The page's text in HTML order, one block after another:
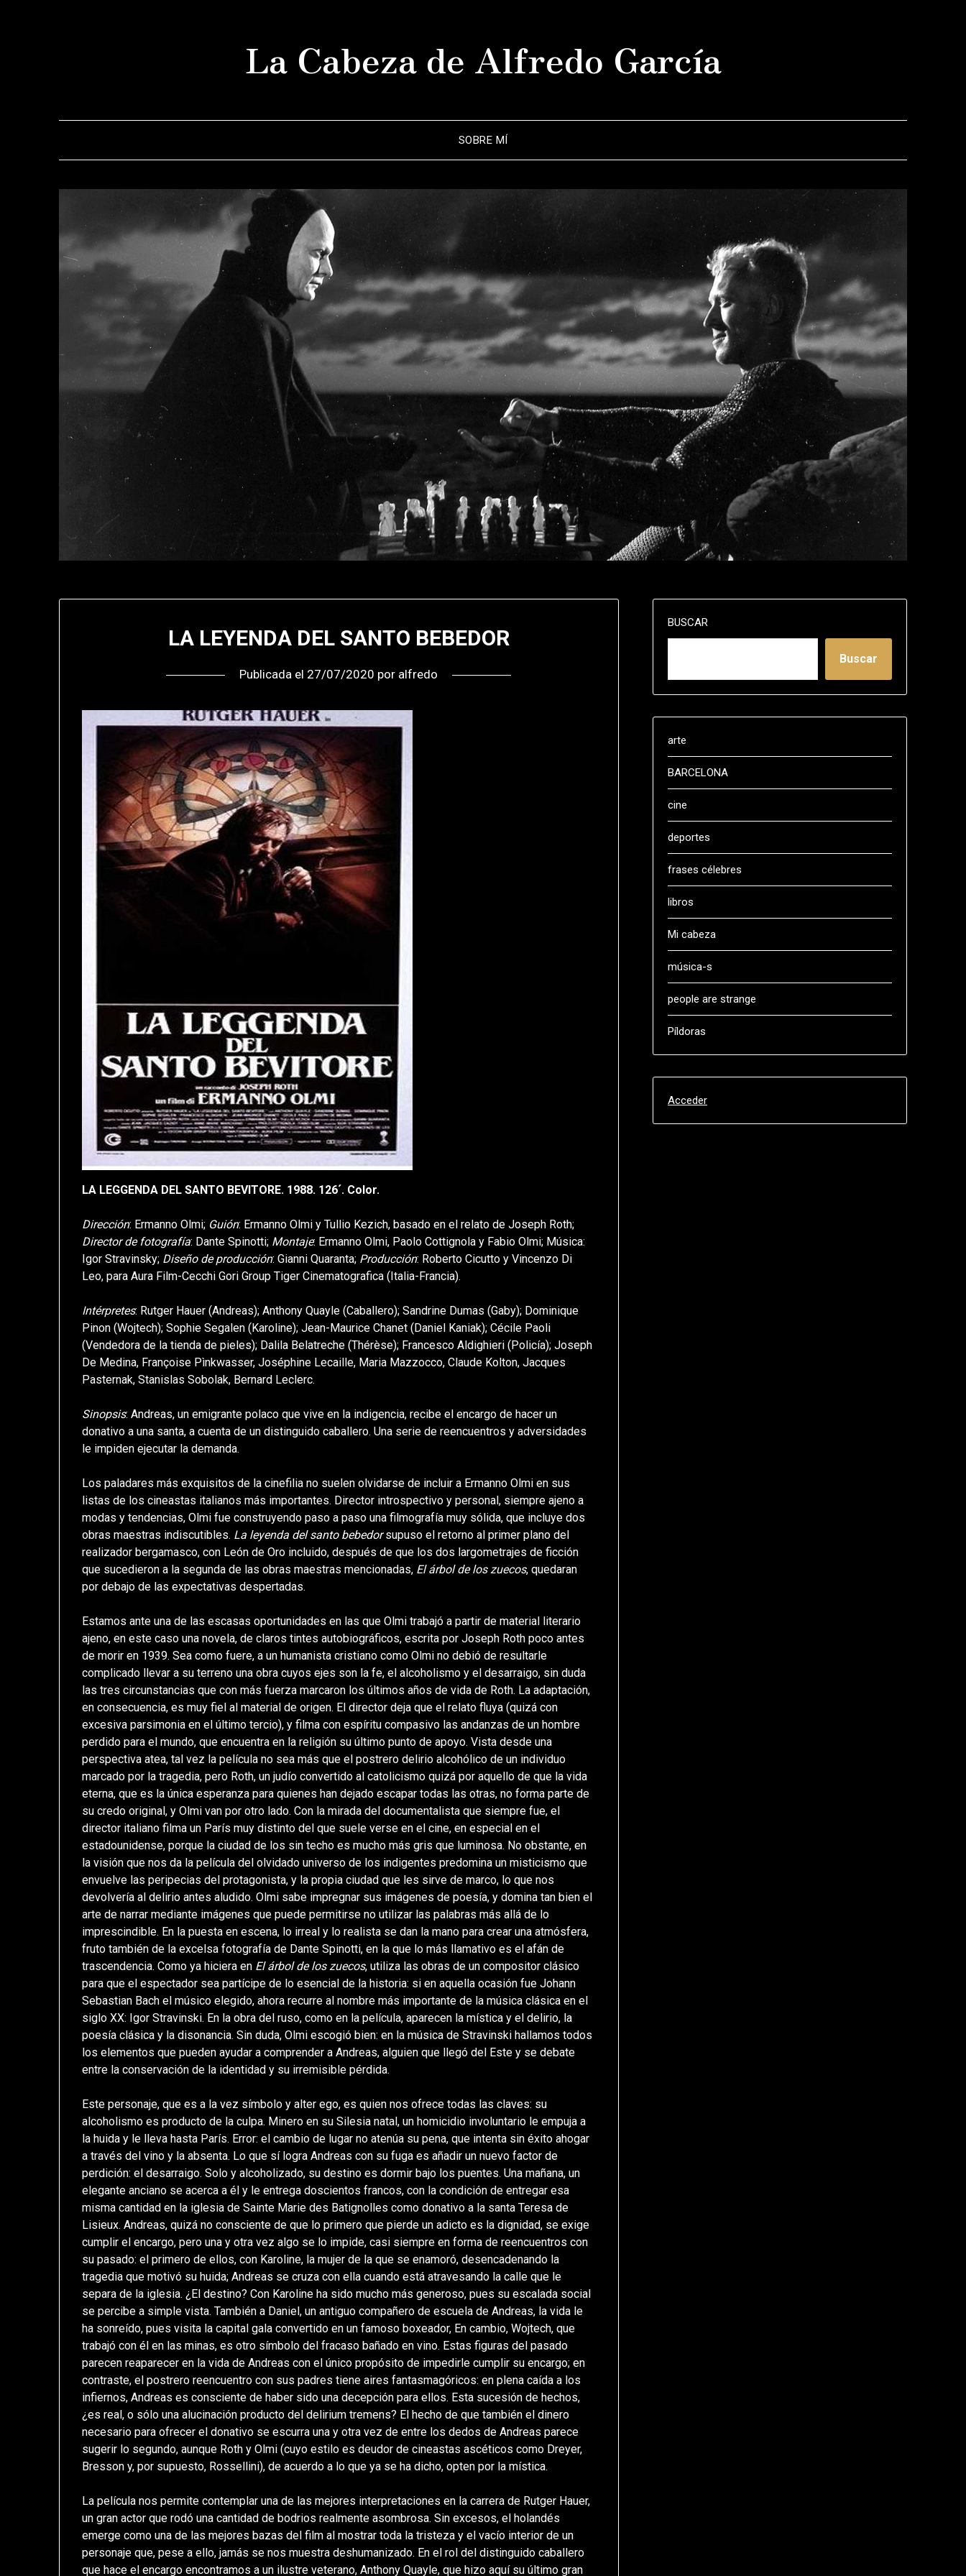
La Cabeza de Alfredo García
SOBRE MÍ
LA LEYENDA DEL SANTO BEBEDOR
Publicada el 27/07/2020 por alfredo
LA LEGGENDA DEL SANTO BEVITORE. 1988. 126´. Color.
Dirección: Ermanno Olmi; Guión: Ermanno Olmi y Tullio Kezich, basado en el relato de Joseph Roth;
Director de fotografía: Dante Spinotti; Montaje: Ermanno Olmi, Paolo Cottignola y Fabio Olmi; Música:
Igor Stravinsky; Diseño de producción: Gianni Quaranta; Producción: Roberto Cicutto y Vincenzo Di
Leo, para Aura Film-Cecchi Gori Group Tiger Cinematografica (Italia-Francia).
Intérpretes: Rutger Hauer (Andreas); Anthony Quayle (Caballero); Sandrine Dumas (Gaby); Dominique
Pinon (Wojtech); Sophie Segalen (Karoline); Jean-Maurice Chanet (Daniel Kaniak); Cécile Paoli
(Vendedora de la tienda de pieles); Dalila Belatreche (Thérèse); Francesco Aldighieri (Policía); Joseph
De Medina, Françoise Pìnkwasser, Joséphine Lecaille, Maria Mazzocco, Claude Kolton, Jacques
Pasternak, Stanislas Sobolak, Bernard Leclerc.
Sinopsis: Andreas, un emigrante polaco que vive en la indigencia, recibe el encargo de hacer un
donativo a una santa, a cuenta de un distinguido caballero. Una serie de reencuentros y adversidades
le impiden ejecutar la demanda.
Los paladares más exquisitos de la cinefilia no suelen olvidarse de incluir a Ermanno Olmi en sus
listas de los cineastas italianos más importantes. Director introspectivo y personal, siempre ajeno a
modas y tendencias, Olmi fue construyendo paso a paso una filmografía muy sólida, que incluye dos
obras maestras indiscutibles. La leyenda del santo bebedorsupuso el retorno al primer plano del
realizador bergamasco, con León de Oro incluido, después de que los dos largometrajes de ficción
que sucedieron a la segunda de las obras maestras mencionadas, El árbol de los zuecos, quedaran
por debajo de las expectativas despertadas.
Estamos ante una de las escasas oportunidades en las que Olmi trabajó a partir de material literario
ajeno, en este caso una novela, de claros tintes autobiográficos, escrita por Joseph Roth poco antes
de morir en 1939. Sea como fuere, a un humanista cristiano como Olmi no debió de resultarle
complicado llevar a su terreno una obra cuyos ejes son la fe, el alcoholismo y el desarraigo, sin duda
las tres circunstancias que con más fuerza marcaron los últimos años de vida de Roth. La adaptación,
en consecuencia, es muy fiel al material de origen. El director deja que el relato fluya (quizá con
excesiva parsimonia en el último tercio), y filma con espíritu compasivo las andanzas de un hombre
perdido para el mundo, que encuentra en la religión su último punto de apoyo. Vista desde una
perspectiva atea, tal vez la película no sea más que el postrero delirio alcohólico de un individuo
marcado por la tragedia, pero Roth, un judío convertido al catolicismo quizá por aquello de que la vida
eterna, que es la única esperanza para quienes han dejado escapar todas las otras, no forma parte de
su credo original, y Olmi van por otro lado. Con la mirada del documentalista que siempre fue, el
director italiano filma un París muy distinto del que suele verse en el cine, en especial en el
estadounidense, porque la ciudad de los sin techo es mucho más gris que luminosa. No obstante, en
la visión que nos da la película del olvidado universo de los indigentes predomina un misticismo que
envuelve las peripecias del protagonista, y la propia ciudad que les sirve de marco, lo que nos
devolvería al delirio antes aludido. Olmi sabe impregnar sus imágenes de poesía, y domina tan bien el
arte de narrar mediante imágenes que puede permitirse no utilizar las palabras más allá de lo
imprescindible. En la puesta en escena, lo irreal y lo realista se dan la mano para crear una atmósfera,
fruto también de la excelsa fotografía de Dante Spinotti, en la que lo más llamativo es el afán de
trascendencia. Como ya hiciera en El árbol de los zuecos, utiliza las obras de un compositor clásico
para que el espectador sea partícipe de lo esencial de la historia: si en aquella ocasión fue Johann
Sebastian Bach el músico elegido, ahora recurre al nombre más importante de la música clásica en el
siglo XX: Igor Stravinski. En la obra del ruso, como en la película, aparecen la mística y el delirio, la
poesía clásica y la disonancia. Sin duda, Olmi escogió bien: en la música de Stravinski hallamos todos
los elementos que pueden ayudar a comprender a Andreas, alguien que llegó del Este y se debate
entre la conservación de la identidad y su irremisible pérdida.
Este personaje, que es a la vez símbolo y alter ego, es quien nos ofrece todas las claves: su
alcoholismo es producto de la culpa. Minero en su Silesia natal, un homicidio involuntario le empuja a
la huida y le lleva hasta París. Error: el cambio de lugar no atenúa su pena, que intenta sin éxito ahogar
a través del vino y la absenta. Lo que sí logra Andreas con su fuga es añadir un nuevo factor de
perdición: el desarraigo. Solo y alcoholizado, su destino es dormir bajo los puentes. Una mañana, un
elegante anciano se acerca a él y le entrega doscientos francos, con la condición de entregar esa
misma cantidad en la iglesia de Sainte Marie des Batignolles como donativo a la santa Teresa de
Lisieux. Andreas, quizá no consciente de que lo primero que pierde un adicto es la dignidad, se exige
cumplir el encargo, pero una y otra vez algo se lo impide, casi siempre en forma de reencuentros con
su pasado: el primero de ellos, con Karoline, la mujer de la que se enamoró, desencadenando la
tragedia que motivó su huida; Andreas se cruza con ella cuando está atravesando la calle que le
separa de la iglesia. ¿El destino? Con Karoline ha sido mucho más generoso, pues su escalada social
se percibe a simple vista. También a Daniel, un antiguo compañero de escuela de Andreas, la vida le
ha sonreído, pues visita la capital gala convertido en un famoso boxeador, En cambio, Wojtech, que
trabajó con él en las minas, es otro símbolo del fracaso bañado en vino. Estas figuras del pasado
parecen reaparecer en la vida de Andreas con el único propósito de impedirle cumplir su encargo; en
contraste, el postrero reencuentro con sus padres tiene aires fantasmagóricos: en plena caída a los
infiernos, Andreas es consciente de haber sido una decepción para ellos. Esta sucesión de hechos,
¿es real, o sólo una alucinación producto del delirium tremens? El hecho de que también el dinero
necesario para ofrecer el donativo se escurra una y otra vez de entre los dedos de Andreas parece
sugerir lo segundo, aunque Roth y Olmi (cuyo estilo es deudor de cineastas ascéticos como Dreyer,
Bresson y, por supuesto, Rossellini), de acuerdo a lo que ya se ha dicho, opten por la mística.
La película nos permite contemplar una de las mejores interpretaciones en la carrera de Rutger Hauer,
un gran actor que rodó una cantidad de bodrios realmente asombrosa. Sin excesos, el holandés
emerge como una de las mejores bazas del film al mostrar toda la tristeza y el vacío interior de un
personaje que, pese a ello, jamás se nos muestra deshumanizado. En el rol del distinguido caballero
que hace el encargo encontramos a un ilustre veterano, Anthony Quayle, que hizo aquí su último gran
BUSCAR
Buscar
arte
BARCELONA
cine
deportes
frases célebres
libros
Mi cabeza
música-s
people are strange
Píldoras
Acceder